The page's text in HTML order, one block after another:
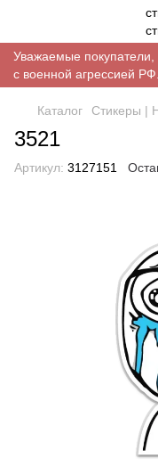
Уважаемые покупатели,
с военной агрессией РФ.
Каталог Стикеры |
3521
Артикул: 3127151